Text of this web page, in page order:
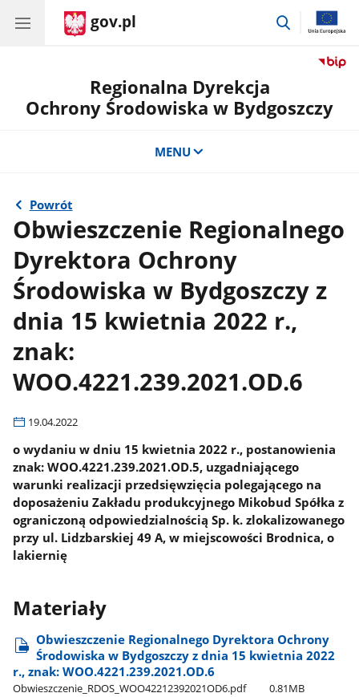
gov.pl
przejdź
Regionalna Dyrekcja
Ochrony Środowiska w Bydgoszczy
MENU
Powrót
Obwieszczenie Regionalnego
Dyrektora Ochrony
Środowiska w Bydgoszczy z
dnia 15 kwietnia 2022 r.,
znak:
WOO.4221.239.2021.OD.6
19.04.2022
o wydaniu w dniu 15 kwietnia 2022 r., postanowienia
znak: WOO.4221.239.2021.OD.5, uzgadniającego
warunki realizacji przedsięwzięcia polegającego na
doposażeniu Zakładu produkcyjnego Mikobud Spółka z
ograniczoną odpowiedzialnością Sp. k. zlokalizowanego
przy ul. Lidzbarskiej 49 A, w miejscowości Brodnica, o
lakiernię
Materiały
Obwieszczenie Regionalnego Dyrektora Ochrony
Środowiska w Bydgoszczy z dnia 15 kwietnia 2022
r., znak: WOO.4221.239.2021.OD.6
Obwieszczenie​_RDOS​_WOO42212392021OD6.pdf 0.81MB